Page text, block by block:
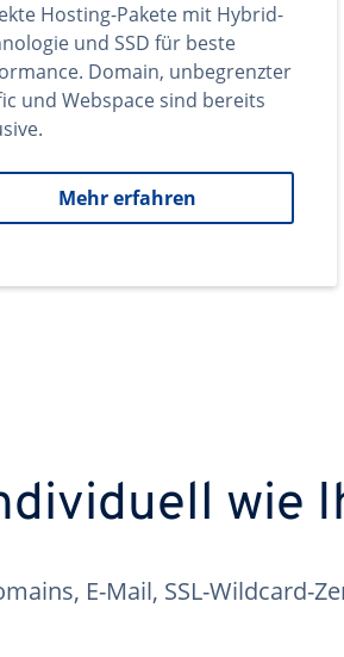
Hosting-Pakete mit Hybrid-
und SSD für beste
Domain, unbegrenzter
und Webspace sind bereits
Mehr erfahren
wie
E-Mail, SSL-Wildcard-